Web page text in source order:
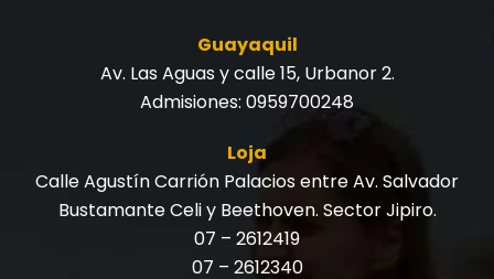
Guayaquil
Av. Las Aguas y calle 15, Urbanor 2.
Admisiones: 0959700248
Loja
Calle Agustín Carrión Palacios entre Av. Salvador
Bustamante Celi y Beethoven. Sector Jipiro.
07 – 2612419
07 – 2612340